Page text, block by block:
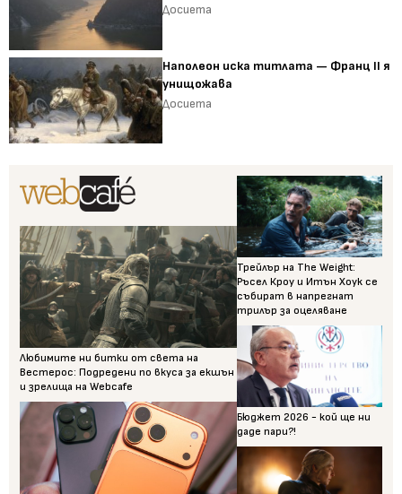
Досиета
Наполеон иска титлата — Франц II я
унищожава
Досиета
Любимите ни битки от света на
Вестерос: Подредени по вкуса за екшън
и зрелища на Webcafe
Трейлър на The Weight:
Ръсел Кроу и Итън Хоук се
събират в напрегнат
трилър за оцеляване
Бюджет 2026 - кой ще ни
даде пари?!